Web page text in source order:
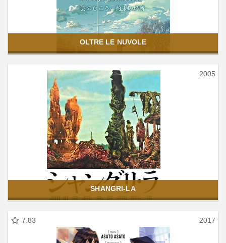
OLTRE LE NUVOLE
2005
SHANGRI-LA
7.83 2017